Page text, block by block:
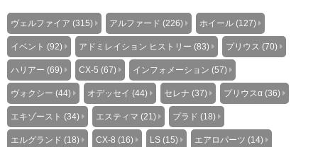
ヴェルファイア (315) アルファード (226) ホイール (127)
イベント (92) アドミレイション ヒストリー (83) プリウス (70)
ハリアー (69) CX-5 (67) インフォメーション (57)
ヴォクシー (44) オデッセイ (44) セレナ (37) プリウスα (36)
エキゾースト (34) エスティマ (21) プラド (18)
エルグランド (18) CX-8 (16) LS (15) エアロパーツ (14)